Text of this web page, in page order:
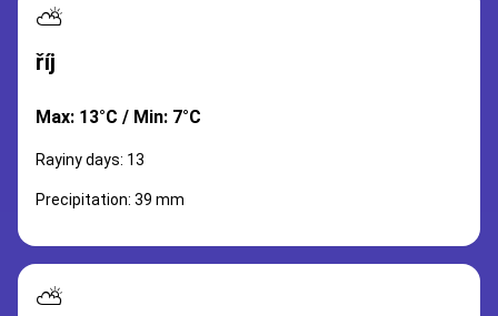
⛅
říj
Max: 13°C / Min: 7°C
Rayiny days: 13
Precipitation: 39 mm
⛅